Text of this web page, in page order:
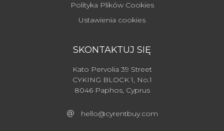
Polityka Plików Cookies
Ustawienia cookies
SKONTAKTUJ SIĘ
Kato Pervolia 39 Street
CYKING BLOCK 1, No.1
8046 Paphos, Cyprus
hello@cyrentbuy.com